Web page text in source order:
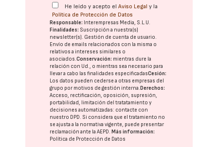
He leído y acepto elAviso Legal y la
Política de Protección de Datos
Responsable: Interempresas Media, S.L.U.
Finalidades: Suscripción a nuestra(s)
newsletter(s). Gestión de cuenta de usuario.
Envío de emails relacionados con la misma o
relativos a intereses similares o
asociados.Conservación: mientras dure la
relación con Ud., o mientras sea necesario para
llevar a cabo las finalidades especificadasCesión:
Los datos pueden cederse a otras empresas del
grupo por motivos de gestión interna.Derechos:
Acceso, rectificación, oposición, supresión,
portabilidad, limitación del tratatamiento y
decisiones automatizadas: contacte con
nuestro DPD. Si considera que el tratamiento no
se ajusta a la normativa vigente, puede presentar
reclamación ante laAEPD.Más información:
Política de Protección de Datos